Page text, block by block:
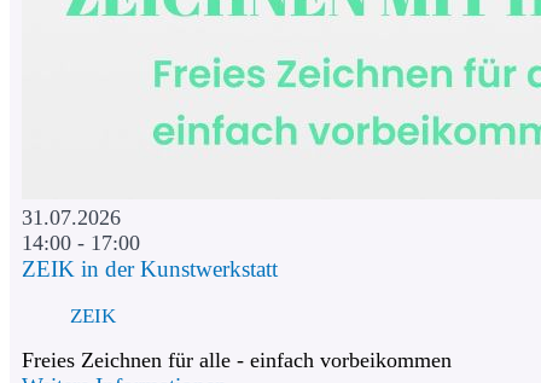
31.07.2026
14:00 - 17:00
ZEIK in der Kunstwerkstatt
ZEIK
Freies Zeichnen für alle - einfach vorbeikommen